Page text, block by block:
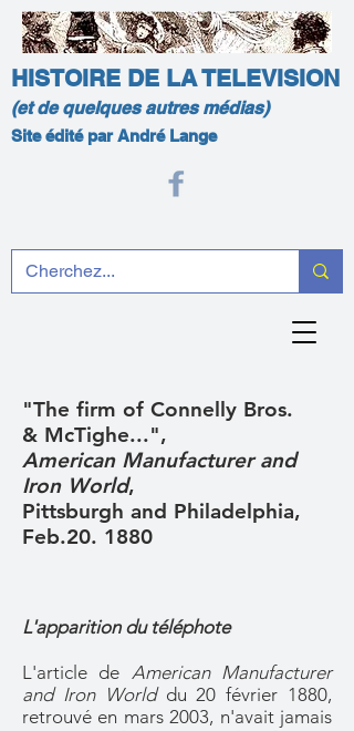
HISTOIRE DE LA TELEVISION
(et de quelques autres médias)
Site édité par André Lange
"The firm of Connelly Bros.
& McTighe...",
American Manufacturer and
Iron World,
Pittsburgh and Philadelphia,
Feb.20. 1880
L'apparition du téléphote
L'article de American Manufacturer
and Iron Worlddu 20 février 1880,
retrouvé en mars 2003, n'avait jamais